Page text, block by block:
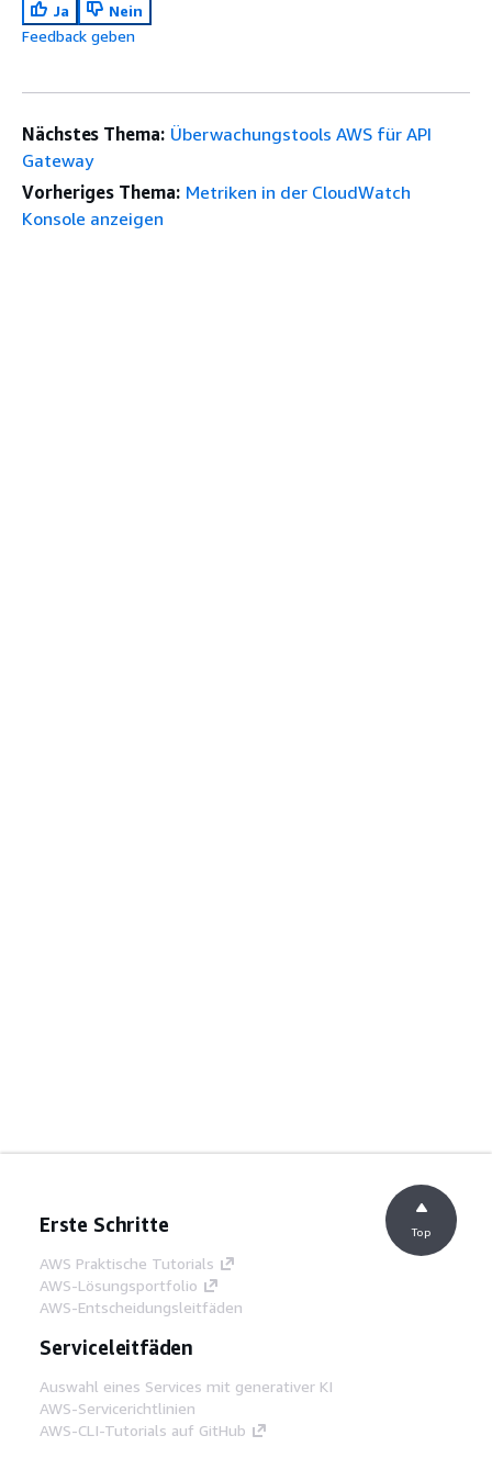
Ja
Nein
Feedback geben
Nächstes Thema: Überwachungstools AWS für API
Gateway
Vorheriges Thema: Metriken in der CloudWatch
Konsole anzeigen
Erste Schritte
AWS Praktische Tutorials
AWS-Lösungsportfolio
AWS-Entscheidungsleitfäden
Serviceleitfäden
Auswahl eines Services mit generativer KI
AWS-Servicerichtlinien
AWS-CLI-Tutorials auf GitHub
Top